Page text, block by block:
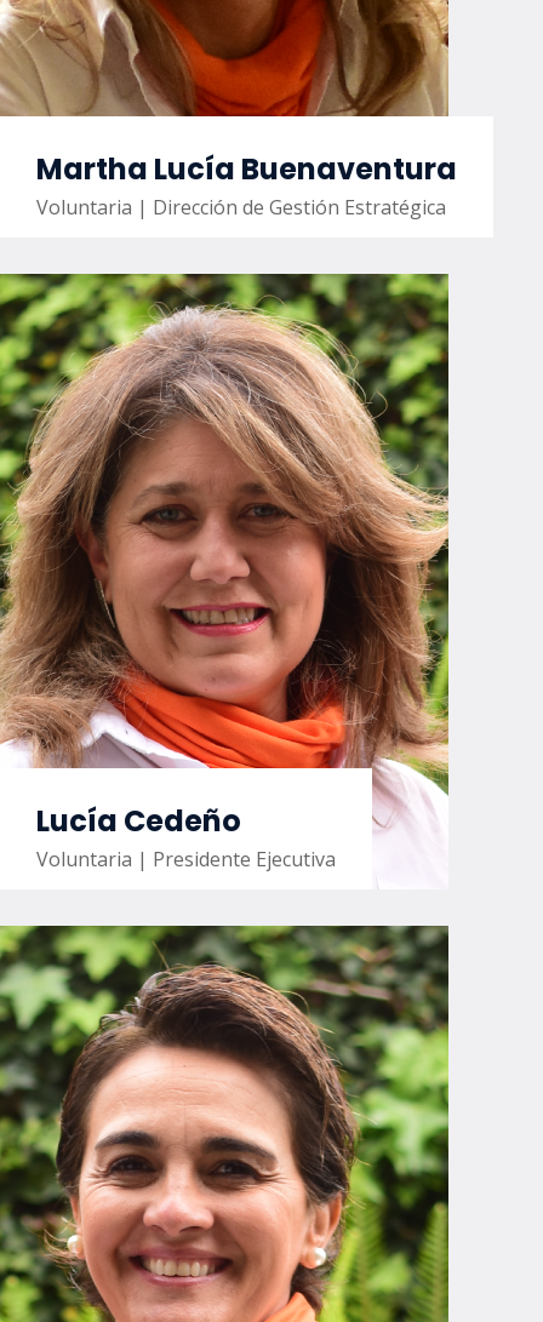
Martha Lucía Buenaventura
Voluntaria | Dirección de Gestión Estratégica
Lucía Cedeño
Voluntaria | Presidente Ejecutiva